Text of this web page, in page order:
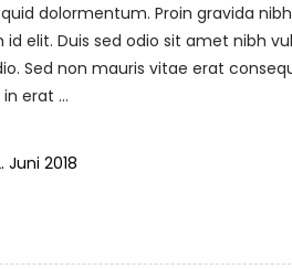
dolormentum. Proin gravida
elit. Duis sed odio sit amet nibh
Sed non mauris vitae erat
in erat
Juni 2018